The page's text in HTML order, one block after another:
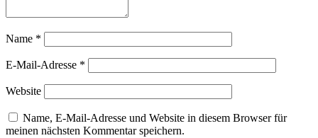
Name *
E-Mail-Adresse *
Website
Name, E-Mail-Adresse und Website in diesem Browser für
meinen nächsten Kommentar speichern.